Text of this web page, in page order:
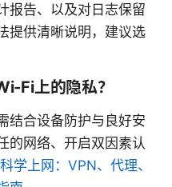
报告、以及对日志保留
提供清晰说明，建议选
上的隐私？
结合设备防护与良好安
的网络、开启双因素认
学上网：VPN、代理、